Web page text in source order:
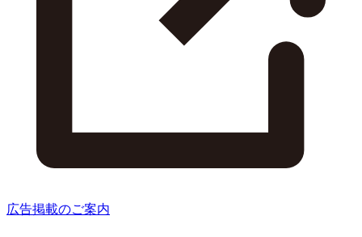
広告掲載のご案内